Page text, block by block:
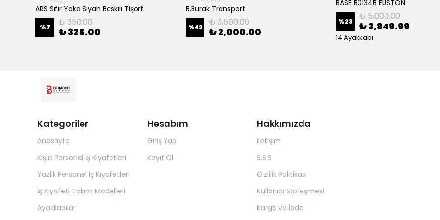
ARS Sıfır Yaka Siyah Baskılı Tişört
%7 ₺ 350.00
₺ 325.00
B.Burak Transport
%43 ₺ 3,500.00
₺ 2,000.00
BASE B0134B EUSTON
%23 ₺ 5,000.00
₺ 3,849.99
14 Ayakkabı
Kategoriler
Anasayfa
Kışlık Personel İş Kıyafetleri
Yazlık Personel İş Kıyafetleri
İş Kıyafeti Takım Modelleri
Ayakkabılar
Hesabım
Giriş Yap
Kayıt Ol
Hakkımızda
İletişim
S.S.S
Gizlilik Politikası
Kullanıcı Sözleşmesi
Kargo ve İade